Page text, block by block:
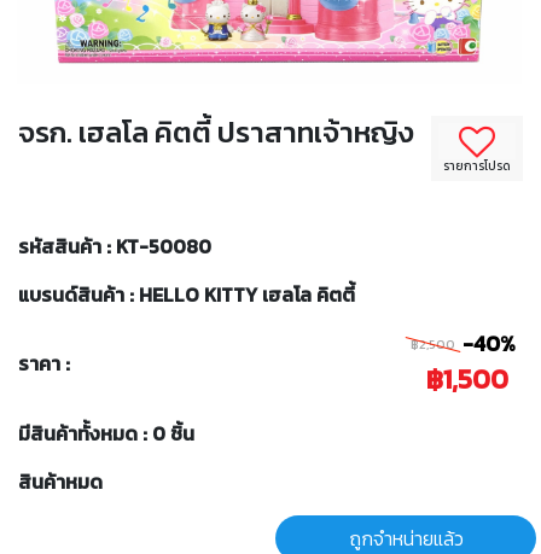
รายการโปรด
จรก. เฮลโล คิตตี้ ปราสาทเจ้าหญิง
รหัสสินค้า : KT-50080
แบรนด์สินค้า : HELLO KITTY เฮลโล คิตตี้
ราคา :
฿2,500 -40%
฿1,500
มีสินค้าทั้งหมด : 0 ชิ้น
สินค้าหมด
ถูกจำหน่ายแล้ว